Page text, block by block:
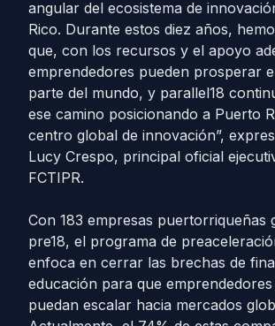
angular del ecosistema de
Rico. Durante estos diez años,
que, con los recursos y el apoyo
emprendedores pueden prosperar
parte del mundo, y parallel18
ese camino posicionando a Puerto
centro global de innovación”,
Lucy Crespo, principal oficial
FCTIPR.
Con 183 empresas puertorriqueñas
pre18, el programa de
enfoca en cerrar las brechas de
educación para que
puedan escalar hacia mercados